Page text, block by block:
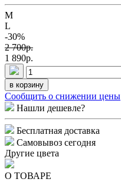
M
L
-30%
2 700p.
1 890p.
в корзину
Сообщить о снижении цены
Нашли дешевле?
Бесплатная доставка
Самовывоз сегодня
Другие цвета
О ТОВАРЕ